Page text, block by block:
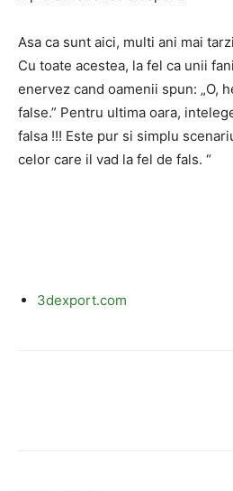
Asa ca sunt aici, multi ani mai
Cu toate acestea, la fel ca unii
enervez cand oamenii spun: „O,
false.” Pentru ultima oara,
falsa !!! Este pur si simplu
celor care il vad la fel de fals. “
3dexport.com